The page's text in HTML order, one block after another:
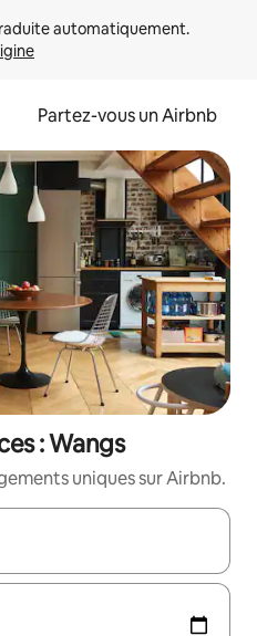
Partez-vous un Airbnb
: Wangs
uniques sur Airbnb.
parcourez-les en utilisant